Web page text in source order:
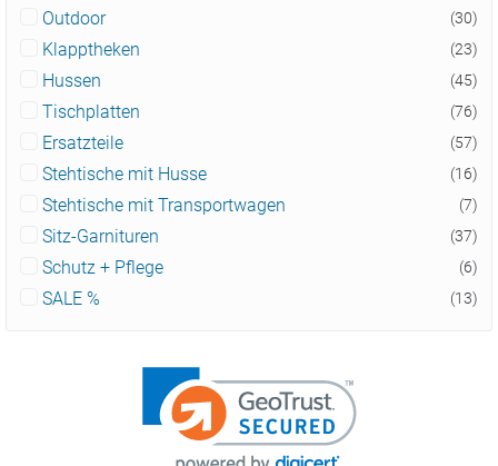
Outdoor (30)
Klapptheken (23)
Hussen (45)
Tischplatten (76)
Ersatzteile (57)
Stehtische mit Husse (16)
Stehtische mit Transportwagen (7)
Sitz-Garnituren (37)
Schutz + Pflege (6)
SALE % (13)